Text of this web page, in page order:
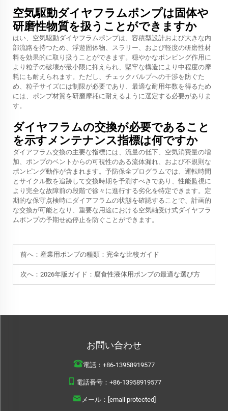
空気駆動ダイヤフラムポンプは固体や
研磨性物質を扱うことができますか
はい、空気駆動ダイヤフラムポンプは、容積型設計および大きな内
部流路を持つため、浮遊固体物、スラリー、および軽度の研磨性材
料を効果的に取り扱うことができます。穏やかなポンピング作用に
より粒子の破壊が最小限に抑えられ、堅牢な構造により中程度の摩
耗にも耐えられます。ただし、チェックバルブへの干渉を防ぐた
め、粒子サイズには制限が必要であり、最適な耐用年数を得るため
には、ポンプ材質を研磨摩耗に耐えるように選定する必要がありま
す。
ダイヤフラムの交換が必要であること
を示すメンテナンス指標は何ですか
ダイアフラム交換の主要な指標には、流量の低下、空気消費量の増
加、ポンプのベントからの可視性のある流体漏れ、および不規則な
ポンピング動作が含まれます。予防保全プログラムでは、運転時間
とサイクル数を追跡して交換時期を予測すべきであり、性能監視に
より完全な故障前の段階で徐々に進行する劣化を特定できます。定
期的な保守点検時にダイアフラムの状態を確認することで、計画的
な交換が可能となり、重要な用途における空気軸受け式ダイヤフラ
ムポンプの予期せぬ停止を防ぐことができます。
前へ： 産業用ポンプの種類：完全な比較ガイド
次へ： 2026年版ガイド：腐食性液体用ポンプの最適な選び方
お問い合わせ
電話： +86-13958919577
電話番号： +86-13958919577
メール： [email protected]